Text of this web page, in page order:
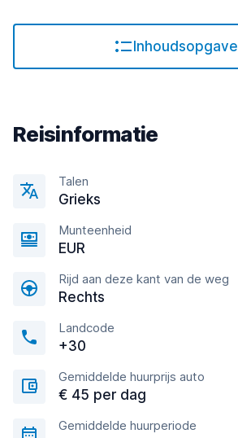
Inhoudsopgave
Reisinformatie
Talen
Grieks
Munteenheid
EUR
Rijd aan deze kant van de weg
Rechts
Landcode
+30
Gemiddelde huurprijs auto
€ 45 per dag
Gemiddelde huurperiode